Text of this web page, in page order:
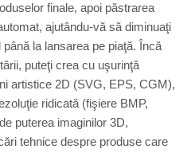
finale, apoi păstrarea
ajutându-vă să diminuaţi
la lansarea pe piaţă. Încă
puteţi crea cu uşurinţă
artistice 2D (SVG, EPS, CGM),
ridicată (fişiere BMP,
puterea imaginilor 3D,
tehnice despre produse care